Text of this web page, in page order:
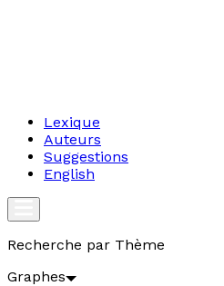
Lexique
Auteurs
Suggestions
English
Recherche par Thème
Graphes